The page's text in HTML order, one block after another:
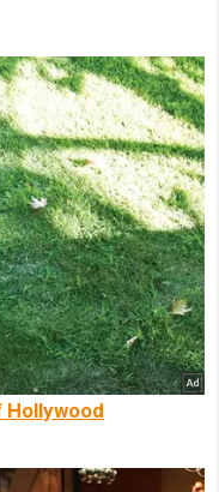
Hollywood